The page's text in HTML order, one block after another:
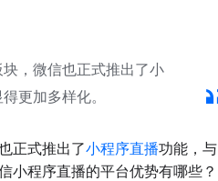
，微信也正式推出了小
更加多样化。
正式推出了小程序直播功能，与
小程序直播的平台优势有哪些？